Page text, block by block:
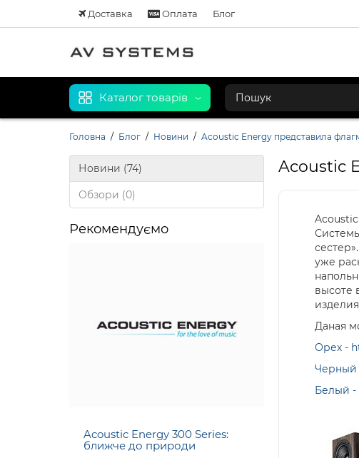
Доставка Оплата Блог
Каталог товарів
Головна Блог Новини Acoustic Energy представила
Новини (74)
Обзори (0)
Рекомендуємо
Acoustic Energy 300 Series:
ближче до природи
Acoustic
уже
высоте
Даная
Орех -
Черный
Белый -